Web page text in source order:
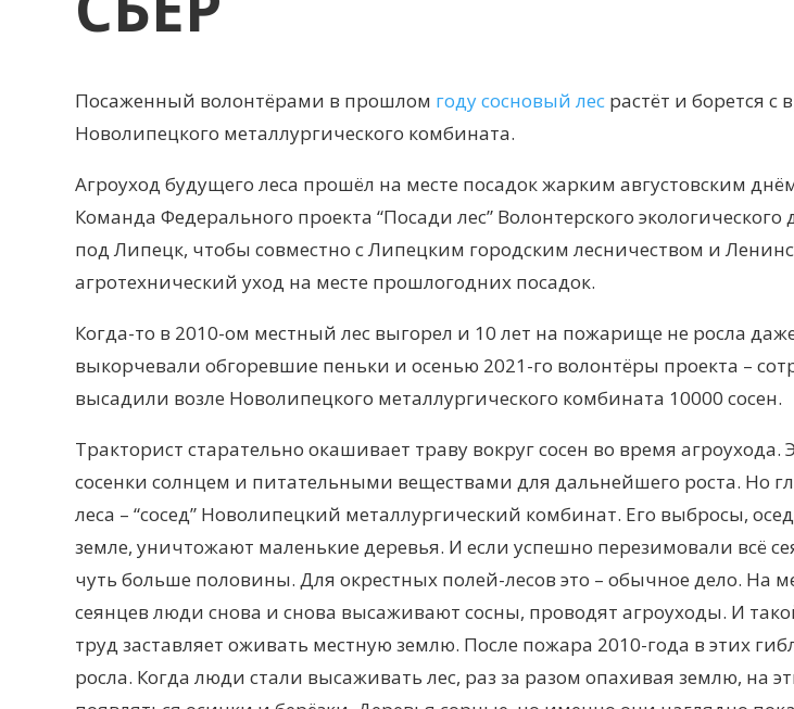
Посаженный волонтёрами в прошлом году сосновый лес растёт и борется
Новолипецкого металлургического комбината.
Агроуход будущего леса прошёл на месте посадок жарким августовским
Команда Федерального проекта “Посади лес” Волонтерского
под Липецк, чтобы совместно с Липецким городским лесничеством и
агротехнический уход на месте прошлогодних посадок.
Когда-то в 2010-ом местный лес выгорел и 10 лет на пожарище не росла
выкорчевали обгоревшие пеньки и осенью 2021-го волонтёры проекта –
высадили возле Новолипецкого металлургического комбината 10000 сосен.
Тракторист старательно окашивает траву вокруг сосен во время
сосенки солнцем и питательными веществами для дальнейшего роста. Но
леса – “сосед” Новолипецкий металлургический комбинат. Его выбросы,
земле, уничтожают маленькие деревья. И если успешно перезимовали всё
чуть больше половины. Для окрестных полей-лесов это – обычное дело. На
сеянцев люди снова и снова высаживают сосны, проводят агроуходы. И
труд заставляет оживать местную землю. После пожара 2010-года в этих
росла. Когда люди стали высаживать лес, раз за разом опахивая землю, на